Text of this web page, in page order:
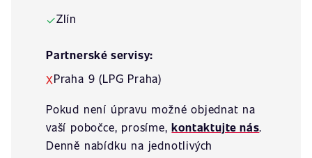
✓Zlín
Partnerské servisy:
XPraha 9 (LPG Praha)
Pokud není úpravu možné objednat na
vaší pobočce, prosíme,kontaktujte nás.
Denně nabídku na jednotlivých